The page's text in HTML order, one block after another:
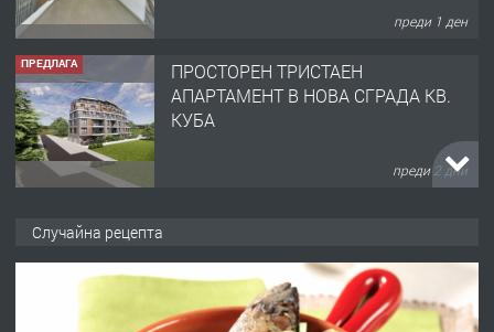
преди 1 ден
ПРЕДЛАГА
ПРОСТОРЕН ТРИСТАЕН
АПАРТАМЕНТ В НОВА СГРАДА КВ.
КУБА
преди 2 дни
асфалт 0889 537 426
преди 2 дни
Случайна рецепта